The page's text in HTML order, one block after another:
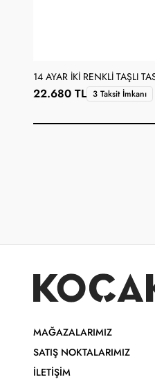
14 AYAR İKI RENKLI TAŞLI
22.680 TL 3 Taksit İmkanı
MAĞAZALARIMIZ
SATIŞ NOKTALARIMIZ
İLETIŞIM